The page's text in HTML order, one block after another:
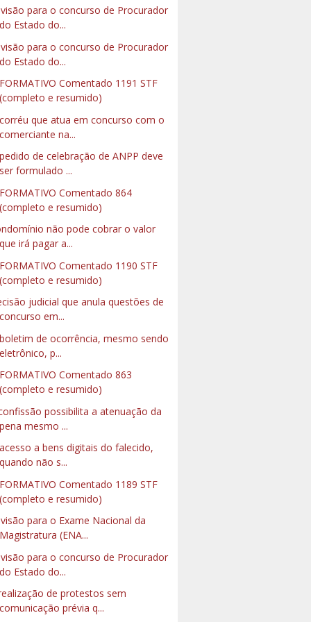
para o concurso de Procurador
do Estado do...
para o concurso de Procurador
do Estado do...
Comentado 1191 STF
(completo e resumido)
que atua em concurso com o
comerciante na...
de celebração de ANPP deve
ser formulado ...
Comentado 864
(completo e resumido)
não pode cobrar o valor
que irá pagar a...
Comentado 1190 STF
(completo e resumido)
judicial que anula questões de
concurso em...
de ocorrência, mesmo sendo
eletrônico, p...
Comentado 863
(completo e resumido)
possibilita a atenuação da
pena mesmo ...
a bens digitais do falecido,
quando não s...
Comentado 1189 STF
(completo e resumido)
para o Exame Nacional da
Magistratura (ENA...
para o concurso de Procurador
do Estado do...
de protestos sem
comunicação prévia q...